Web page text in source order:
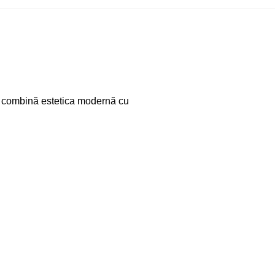
estetica modernă cu